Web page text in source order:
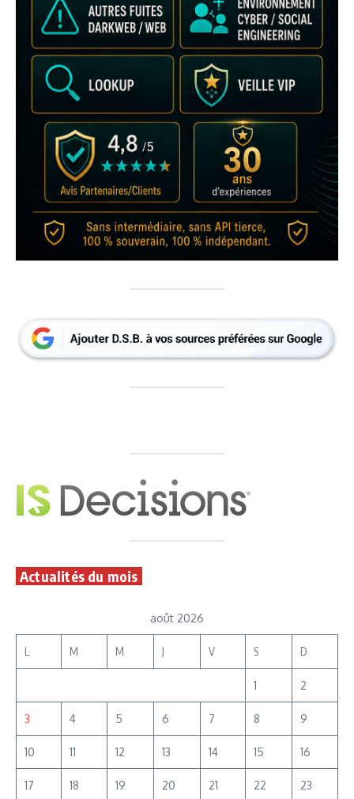
Actualités du mois
août 2026
L M M J V S D
1 2
3 4 5 6 7 8 9
10 11 12 13 14 15 16
17 18 19 20 21 22 23